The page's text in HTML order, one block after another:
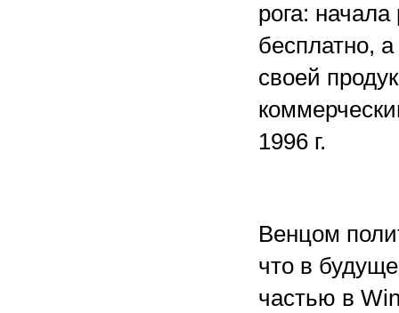
рога:
бесплатно,
своей
1996 г.
Венцом
что в
частью в